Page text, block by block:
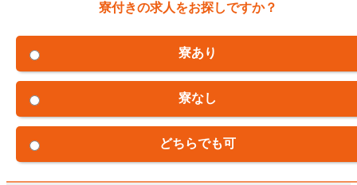
寮付きの求人をお探しですか？
寮あり
寮なし
どちらでも可